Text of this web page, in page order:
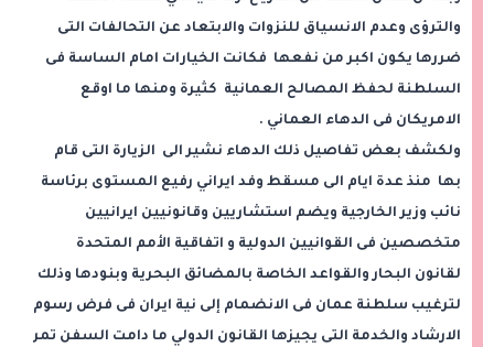
والترؤى وعدم الانسياق للنزوات والابتعاد عن التحالفات التى
ضررها يكون اكبر من نفعها فكانت الخيارات امام الساسة فى
السلطنة لحفظ المصالح العمانية كثيرة ومنها ما اوقع
الامريكان فى الدهاء العماني .
ولكشف بعض تفاصيل ذلك الدهاء نشير الى الزيارة التى قام
بها منذ عدة ايام الى مسقط وفد ايراني رفيع المستوى برئاسة
نائب وزير الخارجية ويضم استشاريين وقانونيين ايرانيين
متخصصين فى القوانيين الدولية و اتفاقية الأمم المتحدة
لقانون البحار والقواعد الخاصة بالمضائق البحرية وبنودها وذلك
لترغيب سلطنة عمان فى الانضمام إلى نية ايران فى فرض رسوم
الارشاد والخدمة التى يجيزها القانون الدولي ما دامت السفن تمر